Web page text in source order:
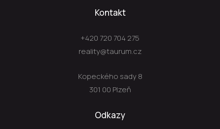
Kontakt
+420 720 704 275
reality@taurum.cz
Kopeckého sady 8
301 00 Plzeň
Odkazy